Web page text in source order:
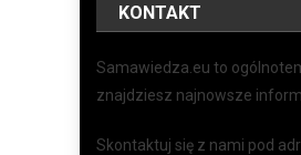
KONTAKT
Samawiedza.eu to
znajdziesz najnowsze
Skontaktuj się z nami pod